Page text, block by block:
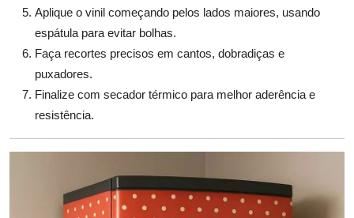
Aplique o vinil começando pelos lados maiores, usando
espátula para evitar bolhas.
Faça recortes precisos em cantos, dobradiças e
puxadores.
Finalize com secador térmico para melhor aderência e
resistência.